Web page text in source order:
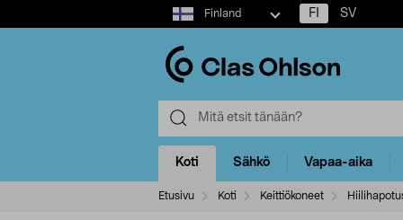
Select
market
Finland FI SV
Koti Sähkö Vapaa-aika
Etusivu Koti Keittiökoneet